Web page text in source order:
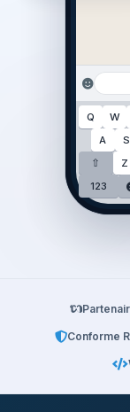
Q W
A
S
⇧
Z
123
Conforme